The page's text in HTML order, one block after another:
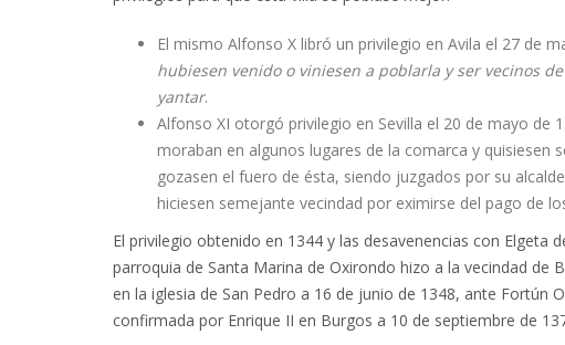
El mismo Alfonso X libró un privilegio en Avila el 27 de
hubiesen venido o viniesen a poblarla y ser vecinos
yantar.
Alfonso XI otorgó privilegio en Sevilla el 20 de mayo de
moraban en algunos lugares de la comarca y quisiesen
gozasen el fuero de ésta, siendo juzgados por su
hiciesen semejante vecindad por eximirse del pago de
El privilegio obtenido en 1344 y las desavenencias con
parroquia de Santa Marina de Oxirondo hizo a la vecindad de
en la iglesia de San Pedro a 16 de junio de 1348, ante Fortún
confirmada por Enrique II en Burgos a 10 de septiembre de